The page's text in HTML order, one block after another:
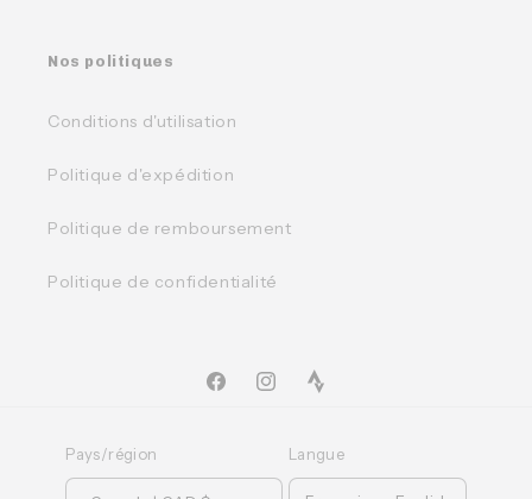
Nos politiques
Conditions d'utilisation
Politique d'expédition
Politique de remboursement
Politique de confidentialité
FacebookInstagramTikTok
Pays/région Langue